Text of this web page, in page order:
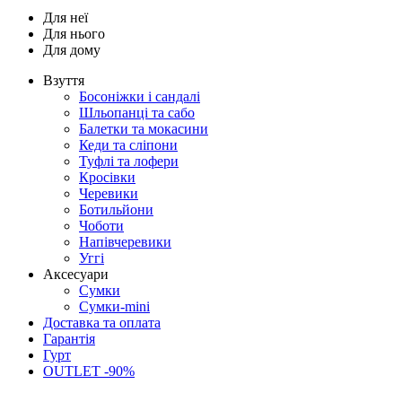
Для неї
Для нього
Для дому
Взуття
Босоніжки і сандалі
Шльопанці та сабо
Балетки та мокасини
Кеди та сліпони
Туфлі та лофери
Кросівки
Черевики
Ботильйони
Чоботи
Напівчеревики
Уггі
Аксесуари
Сумки
Сумки-mini
Доставка та оплата
Гарантія
Гурт
OUTLET -90%